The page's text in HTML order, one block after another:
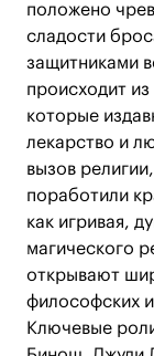
положено
сладости
защитниками
происходит
которые
лекарство и
вызов
поработили
как игривая,
магического
открывают
философских
Ключевые